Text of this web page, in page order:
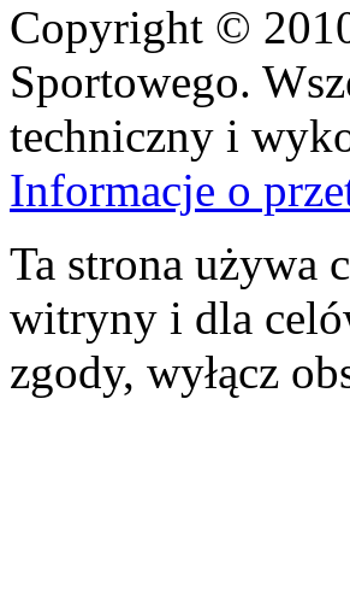
Copyright ©
Sportowego.
techniczny i
Informacje o
Ta strona używa
witryny i dla
zgody, wyłącz